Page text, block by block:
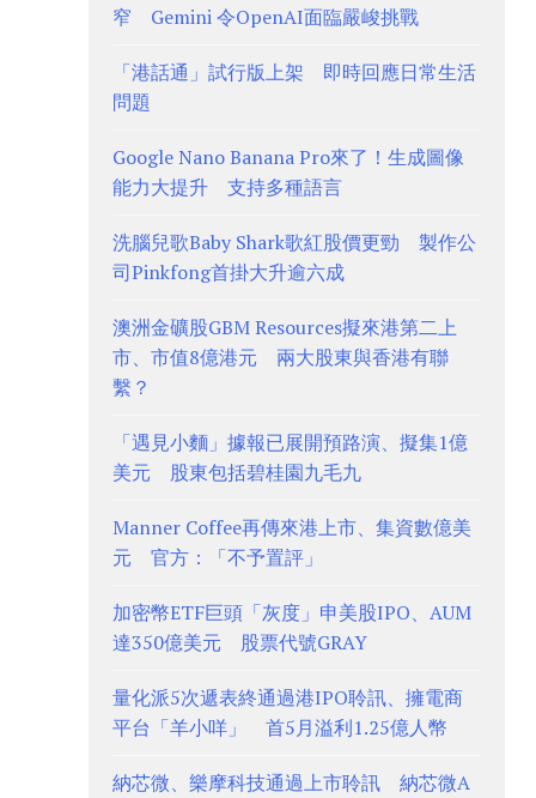
窄 Gemini 令OpenAI面臨嚴峻挑戰
「港話通」試行版上架 即時回應日常生活
問題
Google Nano Banana Pro來了！生成圖像
能力大提升 支持多種語言
洗腦兒歌Baby Shark歌紅股價更勁 製作公
司Pinkfong首掛大升逾六成
澳洲金礦股GBM Resources擬來港第二上
市、市值8億港元 兩大股東與香港有聯
繫？
「遇見小麵」據報已展開預路演、擬集1億
美元 股東包括碧桂園九毛九
Manner Coffee再傳來港上市、集資數億美
元 官方：「不予置評」
加密幣ETF巨頭「灰度」申美股IPO、AUM
達350億美元 股票代號GRAY
量化派5次遞表終通過港IPO聆訊、擁電商
平台「羊小咩」 首5月溢利1.25億人幣
納芯微、樂摩科技通過上市聆訊 納芯微A